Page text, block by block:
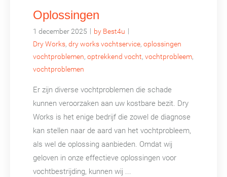
Oplossingen
1 december 2025 | by Best4u |
Dry Works, dry works vochtservice, oplossingen
vochtproblemen, optrekkend vocht, vochtprobleem,
vochtproblemen
Er zijn diverse vochtproblemen die schade
kunnen veroorzaken aan uw kostbare bezit. Dry
Works is het enige bedrijf die zowel de diagnose
kan stellen naar de aard van het vochtprobleem,
als wel de oplossing aanbieden. Omdat wij
geloven in onze effectieve oplossingen voor
vochtbestrijding, kunnen wij ...